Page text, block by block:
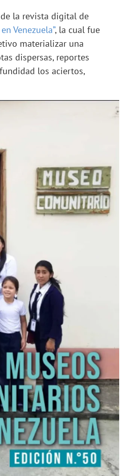
la revista digital de
Venezuela”, la cual fue
materializar una
dispersas, reportes
los aciertos,